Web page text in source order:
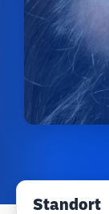
Standort